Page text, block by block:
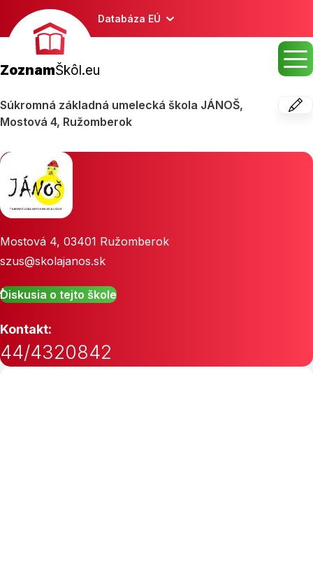
Databáza EÚ
ZoznamŠkôl.eu
Súkromná základná umelecká škola JÁNOŠ,
Mostová 4, Ružomberok
Mostová 4, 03401 Ružomberok
szus@skolajanos.sk
Diskusia o tejto škole
Kontakt:
44/4320842